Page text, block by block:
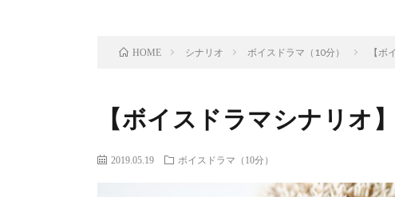
HOME シナリオ ボイスドラマ（10分） 【
【ボイスドラマシナリオ
2019.05.19 ボイスドラマ（10分）